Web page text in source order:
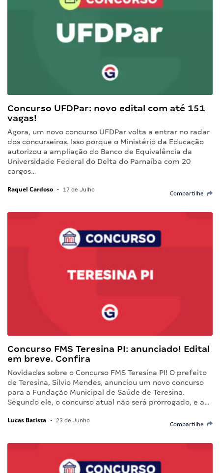
Concurso UFDPar: novo edital com até 151
vagas!
Agora, um novo concurso UFDPar volta a entrar no radar
dos concurseiros. Isso porque o Ministério da Educação
autorizou a ampliação do Banco de Equivalência da
Universidade Federal do Delta do Parnaíba com 20
cargos…
Raquel Cardoso • 17 de Julho
Compartilhe
Concurso FMS Teresina PI: anunciado! Edital
em breve. Confira
Novidades sobre o Concurso FMS Teresina PI! O prefeito
de Teresina, Sílvio Mendes, anunciou um novo concurso
para a Fundação Municipal de Saúde de Teresina.
Segundo ele, o concurso atual não será prorrogado, e a…
Lucas Batista • 23 de Junho
Compartilhe